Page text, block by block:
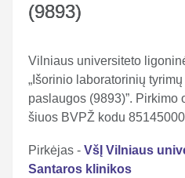
(9893)
Vilniaus universiteto
„Išorinio laboratorinių
paslaugos (9893)”. Pirkimo
šiuos BVPŽ kodu 85145000
Pirkėjas - VšĮ Vilniaus
Santaros klinikos